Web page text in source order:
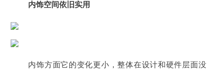
内饰空间依旧实用
内饰方面它的变化更小，整体在设计和硬件层面没